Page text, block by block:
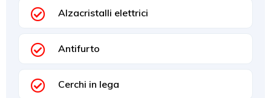
Alzacristalli elettrici
Antifurto
Cerchi in lega